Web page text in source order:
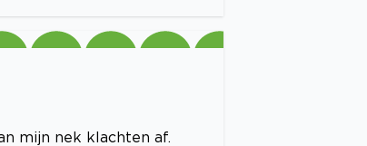
mijn nek klachten af.